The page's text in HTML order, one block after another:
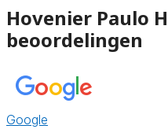
Hovenier Paulo
beoordelingen
Google